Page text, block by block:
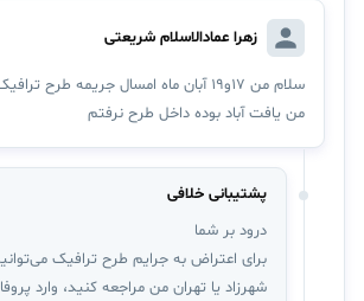
زهرا عمادالاسلام شریعتی
سلام من 17و19 آبان ماه امسال جریمه
من یافت آباد بوده داخل طرح نرفتم
پشتیبانی خلافی
درود بر شما
برای اعتراض به جرایم طرح ترافیک
شهرزاد یا تهران من مراجعه کنید، وارد